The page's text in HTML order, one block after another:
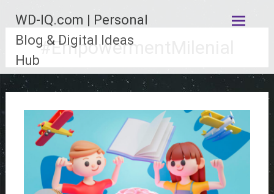
konten
WD-IQ.com | Personal
Blog & Digital Ideas
Hub
#EmpowermentMilenial